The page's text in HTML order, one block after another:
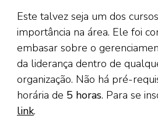
Este talvez seja um dos
importância na área. Ele foi
embasar sobre o
da liderança dentro de
organização. Não há pré-
horária de 5 horas. Para se
link.